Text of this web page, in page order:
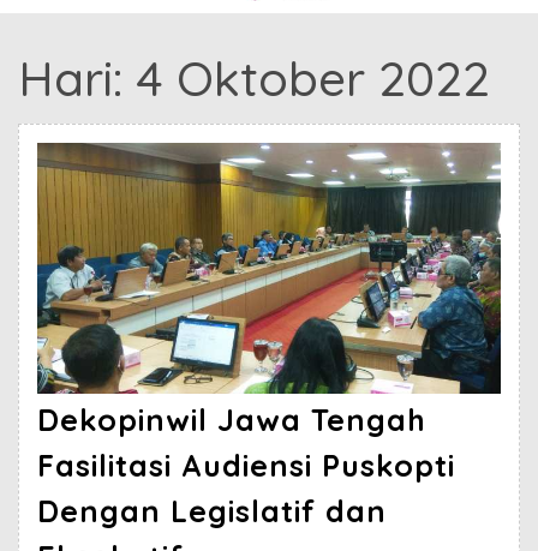
Hari: 4 Oktober 2022
Dekopinwil Jawa Tengah
Fasilitasi Audiensi Puskopti
Dengan Legislatif dan